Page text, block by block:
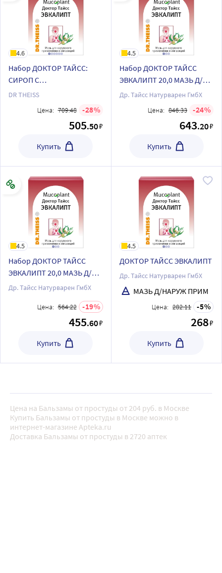
4.6
Набор ДОКТОР ТАЙСС:
СИРОП С
ПОДОРОЖНИКОМ 100МЛ
МАЗЬ Д/НАРУЖ ПРИМ Д/
DR THEISS
Цена: 709.48 28
505.50₽
Купить
4.5
Набор ДОКТОР ТАЙСС
ЭВКАЛИПТ 20,0 МАЗЬ Д/
НАРУЖ ПРИМ Д/ИНГ из 3-х
Др. Тайсс Натурварен ГмбХ
Цена: 846.33 24
643.20₽
Купить
4.5
Набор ДОКТОР ТАЙСС
ЭВКАЛИПТ 20,0 МАЗЬ Д/
НАРУЖ ПРИМ Д/ИНГ из 2-х
Др. Тайсс Натурварен ГмбХ
Цена: 564.22 19
455.60₽
Купить
4.5
ДОКТОР ТАЙСС ЭВКАЛИПТ
Др. Тайсс Натурварен ГмбХ
МАЗЬ Д/НАРУЖ ПРИМ
Цена: 282.11 5
268₽
Купить
Цена на Бальзамы от простуды от 204 руб. в Москве
Купить Бальзамы от простуды в Москве можно в
интернет-магазине Apteka.ru
Доставка Бальзамы от простуды в 2720 аптек